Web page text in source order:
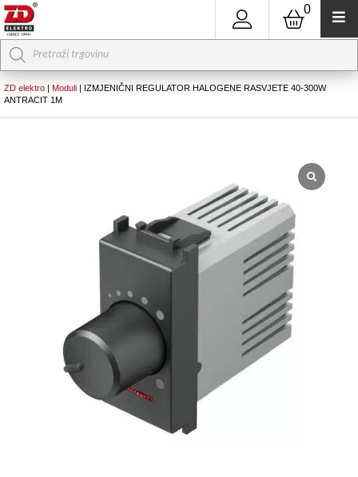
0
Products
search
ZD elektro | Moduli | IZMJENIČNI REGULATOR HALOGENE RASVJETE 40-300W
ANTRACIT 1M